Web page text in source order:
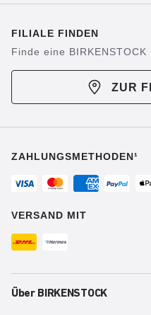
FILIALE FINDEN
Finde eine BIRKENSTOCK
ZUR
ZAHLUNGSMETHODEN¹
VERSAND MIT
Über BIRKENSTOCK